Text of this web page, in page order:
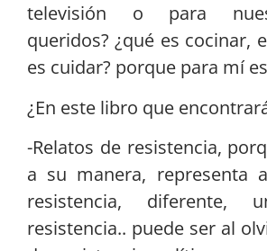
televisión o para
queridos? ¿qué es cocinar,
es cuidar? porque para mí
¿En este libro que
-Relatos de resistencia,
a su manera, representa
resistencia,
resistencia.. puede ser al